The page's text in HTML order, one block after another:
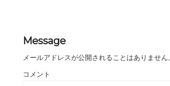
Message
メールアドレスが公開されることはありません
コメント